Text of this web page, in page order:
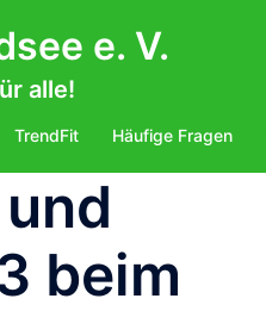
e. V.
alle!
TrendFit Häufige Fragen
beim